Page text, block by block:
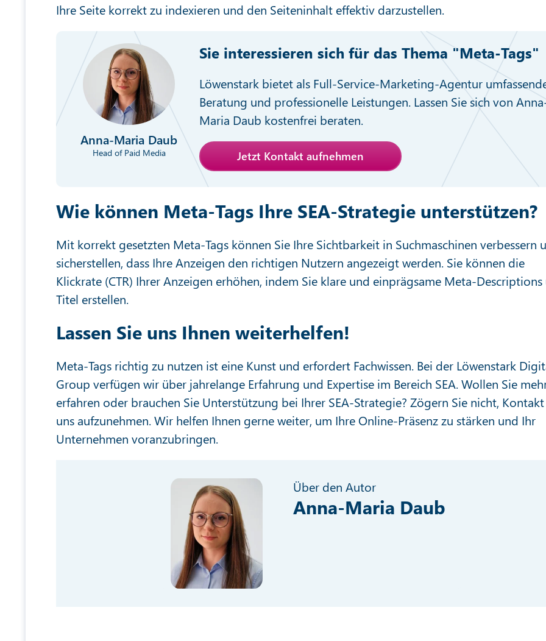
Ihre Seite korrekt zu indexieren und den Seiteninhalt effektiv darzustellen.
Anna-Maria Daub
Head of Paid Media
Sie interessieren sich für das Thema "Meta-Tags"
Löwenstark bietet als Full-Service-Marketing-Agentur
Beratung und professionelle Leistungen. Lassen Sie sich von
Maria Daub kostenfrei beraten.
Jetzt Kontakt aufnehmen
Wie können Meta-Tags Ihre SEA-Strategie unterstützen?
Mit korrekt gesetzten Meta-Tags können Sie Ihre Sichtbarkeit in Suchmaschinen verbessern
sicherstellen, dass Ihre Anzeigen den richtigen Nutzern angezeigt werden. Sie können die
Klickrate (CTR) Ihrer Anzeigen erhöhen, indem Sie klare und einprägsame Meta-Descriptions
Titel erstellen.
Lassen Sie uns Ihnen weiterhelfen!
Meta-Tags richtig zu nutzen ist eine Kunst und erfordert Fachwissen. Bei der Löwenstark
Group verfügen wir über jahrelange Erfahrung und Expertise im Bereich SEA. Wollen Sie
erfahren oder brauchen Sie Unterstützung bei Ihrer SEA-Strategie? Zögern Sie nicht,
uns aufzunehmen. Wir helfen Ihnen gerne weiter, um Ihre Online-Präsenz zu stärken und Ihr
Unternehmen voranzubringen.
Über den Autor
Anna-Maria Daub